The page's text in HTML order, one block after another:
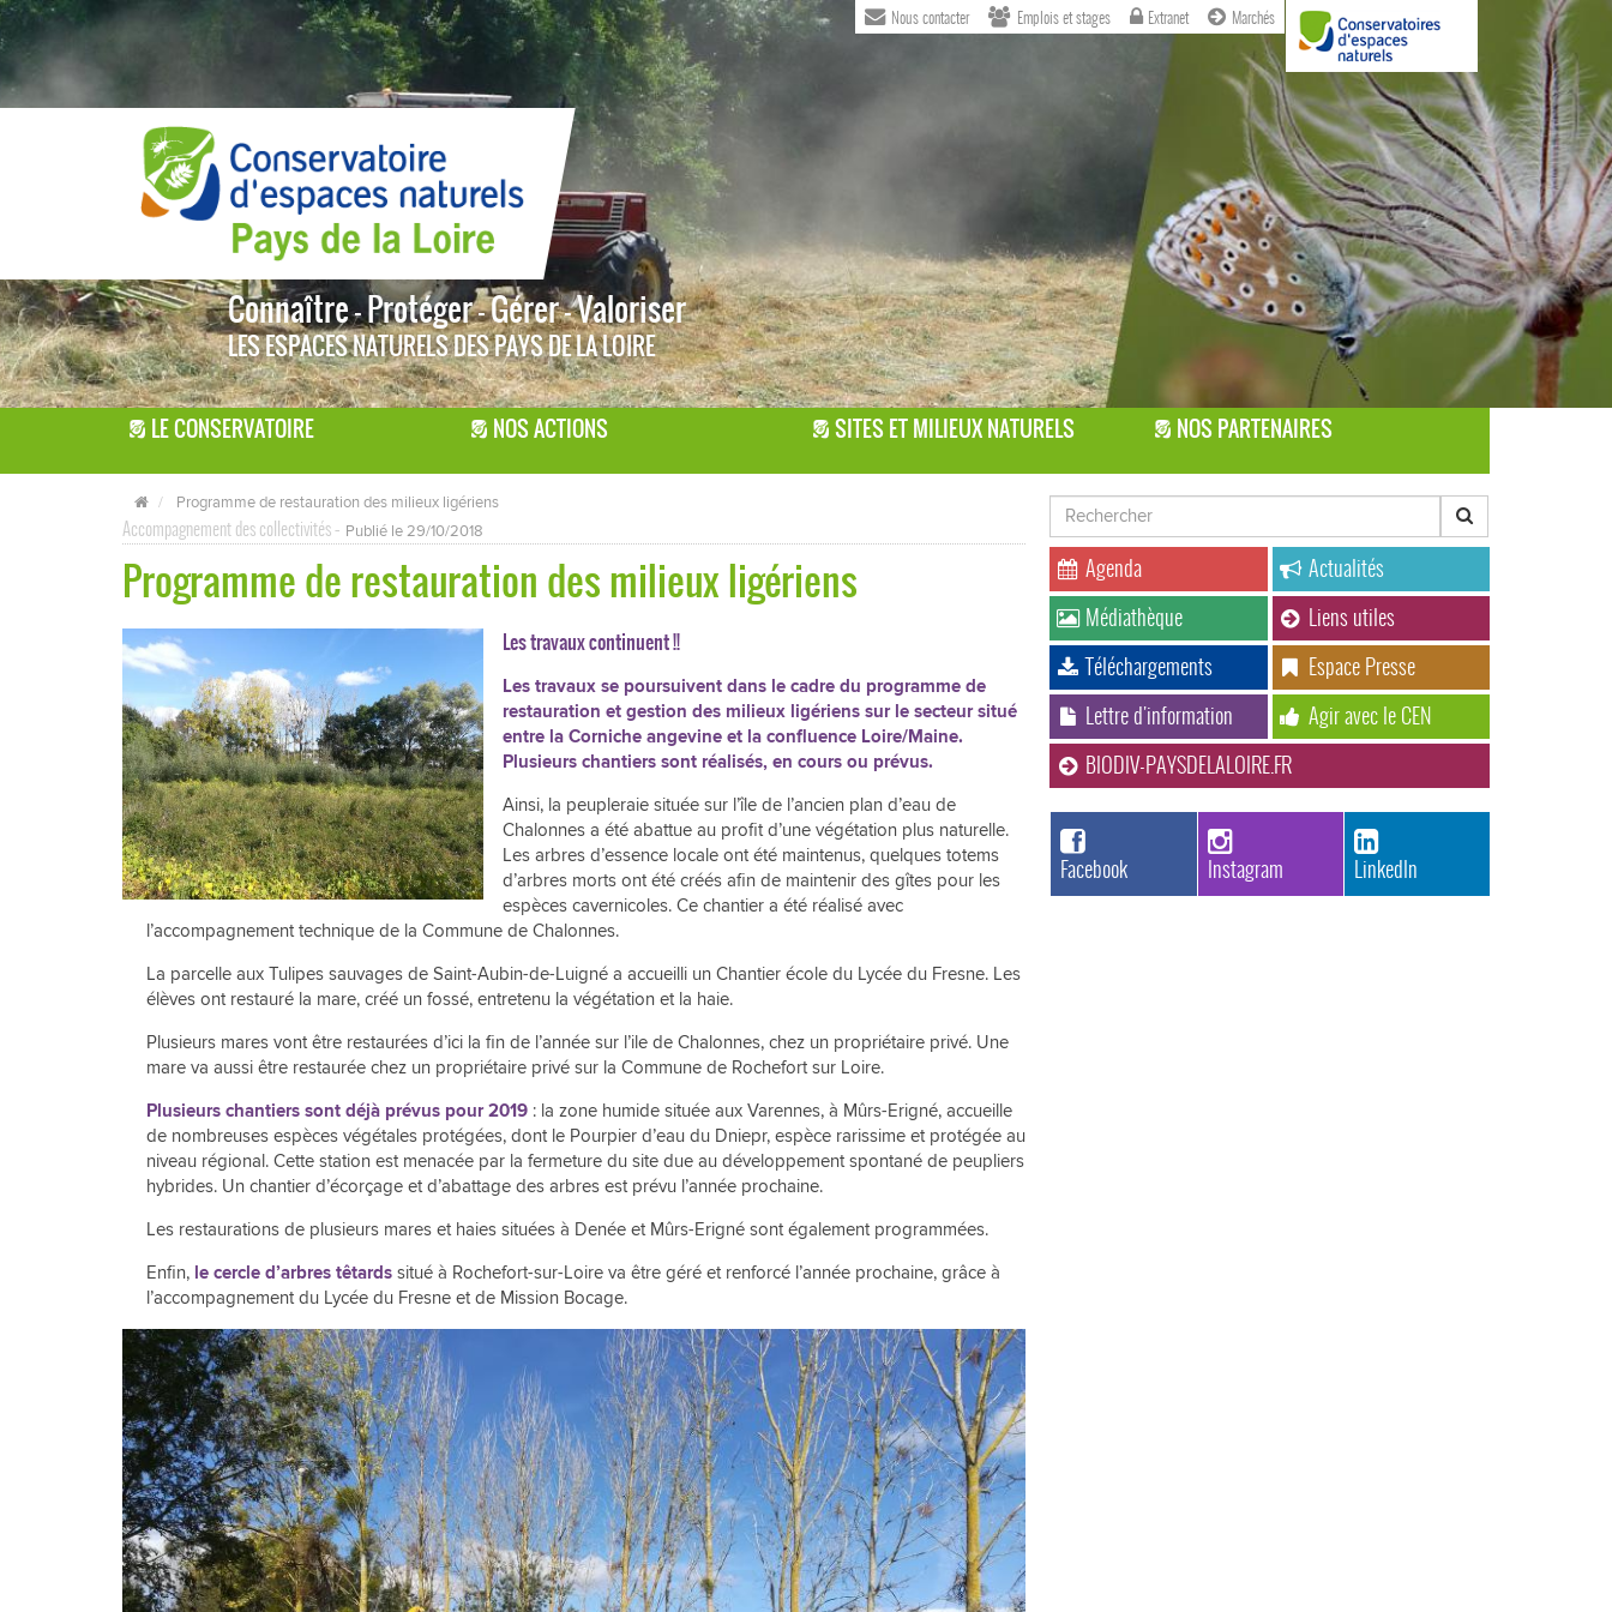
Nous contacter Emplois et stages Extranet Marchés
Connaître - Protéger - Gérer - Valoriser
LES ESPACES NATURELS DES PAYS DE LA LOIRE
LE CONSERVATOIRE NOS ACTIONS SITES ET MILIEUX NATURELS NOS PARTENAIRES
RÉÉQUILIBRAGE DU LIT DE LA LOIRE
ENTRE LES PONTS-DE-CÉ ET NANTES :
PARTICIPEZ AUX RÉUNIONS
D’INFORMATION PUBLIQUES SUR LE
PROJET !
LE COURLIS CENDRÉ
Programme de restauration des milieux ligériens
Accompagnement des collectivités- Publié le 29/10/2018
Programme de restauration des milieux ligériens
Les travaux continuent !!
Les travaux se poursuivent dans le cadre du programme de
restauration et gestion des milieux ligériens sur le secteur situé
entre la Corniche angevine et la confluence Loire/Maine.
Plusieurs chantiers sont réalisés, en cours ou prévus.
Ainsi, la peupleraie située sur l’île de l’ancien plan d’eau de
Chalonnes a été abattue au profit d’une végétation plus naturelle.
Les arbres d’essence locale ont été maintenus, quelques totems
d’arbres morts ont été créés afin de maintenir des gîtes pour les
espèces cavernicoles. Ce chantier a été réalisé avec
l’accompagnement technique de la Commune de Chalonnes.
La parcelle aux Tulipes sauvages de Saint-Aubin-de-Luigné a accueilli un Chantier école du Lycée du Fresne. Les
élèves ont restauré la mare, créé un fossé, entretenu la végétation et la haie.
Plusieurs mares vont être restaurées d’ici la fin de l’année sur l’ile de Chalonnes, chez un propriétaire privé. Une
mare va aussi être restaurée chez un propriétaire privé sur la Commune de Rochefort sur Loire.
Plusieurs chantiers sont déjà prévus pour 2019 : la zone humide située aux Varennes, à Mûrs-Erigné, accueille
de nombreuses espèces végétales protégées, dont le Pourpier d’eau du Dniepr, espèce rarissime et protégée au
niveau régional. Cette station est menacée par la fermeture du site due au développement spontané de peupliers
hybrides. Un chantier d’écorçage et d’abattage des arbres est prévu l’année prochaine.
Les restaurations de plusieurs mares et haies situées à Denée et Mûrs-Erigné sont également programmées.
Enfin, le cercle d’arbres têtards situé à Rochefort-sur-Loire va être géré et renforcé l’année prochaine, grâce à
l’accompagnement du Lycée du Fresne et de Mission Bocage.
Agenda
Actualités
Médiathèque
Liens utiles
Téléchargements
Espace Presse
Lettre d'information
Agir avec le CEN
BIODIV-PAYSDELALOIRE.FR
Facebook Instagram LinkedIn